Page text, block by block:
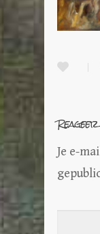
Reageer
Je e-